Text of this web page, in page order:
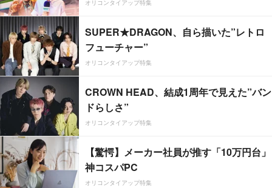
オリコンタイアップ特集
SUPER★DRAGON、自ら描いた”レトロ
フューチャー”
オリコンタイアップ特集
CROWN HEAD、結成1周年で見えた”バン
ドらしさ”
オリコンタイアップ特集
【驚愕】メーカー社員が推す「10万円台」
神コスパPC
オリコンタイアップ特集